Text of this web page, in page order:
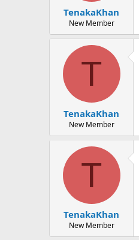
TenakaKhan
New Member
T
TenakaKhan
New Member
T
TenakaKhan
New Member